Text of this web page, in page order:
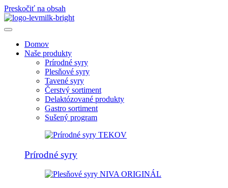
Preskočiť na obsah
Domov
Naše produkty
Prírodné syry
Plesňové syry
Tavené syry
Čerstvý sortiment
Delaktózované produkty
Gastro sortiment
Sušený program
Prírodné syry